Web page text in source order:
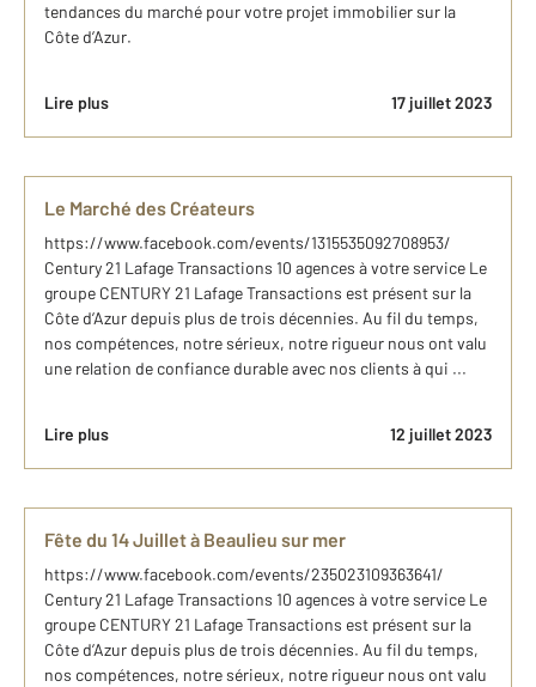
tendances du marché pour votre projet immobilier sur la
Côte d’Azur.
Lire plus 17 juillet 2023
Le Marché des Créateurs
https://www.facebook.com/events/1315535092708953/
Century 21 Lafage Transactions 10 agences à votre service Le
groupe CENTURY 21 Lafage Transactions est présent sur la
Côte d’Azur depuis plus de trois décennies. Au fil du temps,
nos compétences, notre sérieux, notre rigueur nous ont valu
une relation de confiance durable avec nos clients à qui ...
Lire plus 12 juillet 2023
Fête du 14 Juillet à Beaulieu sur mer
https://www.facebook.com/events/235023109363641/
Century 21 Lafage Transactions 10 agences à votre service Le
groupe CENTURY 21 Lafage Transactions est présent sur la
Côte d’Azur depuis plus de trois décennies. Au fil du temps,
nos compétences, notre sérieux, notre rigueur nous ont valu